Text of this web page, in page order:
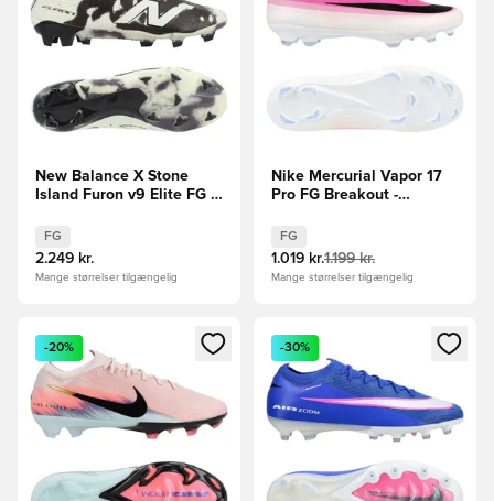
New Balance X Stone
Island Furon v9 Elite FG -
EDITION
FG
2.249 kr.
Mange størrelser tilgængelig
Nike Mercurial Vapor 17
Pro FG Breakout -
FG
1.019 kr.1.199 kr.
Mange størrelser tilgængelig
Åbner en Modal til at logge ind eller tilmelde dig som
-20%
Åbner en Modal til at logge
-30%